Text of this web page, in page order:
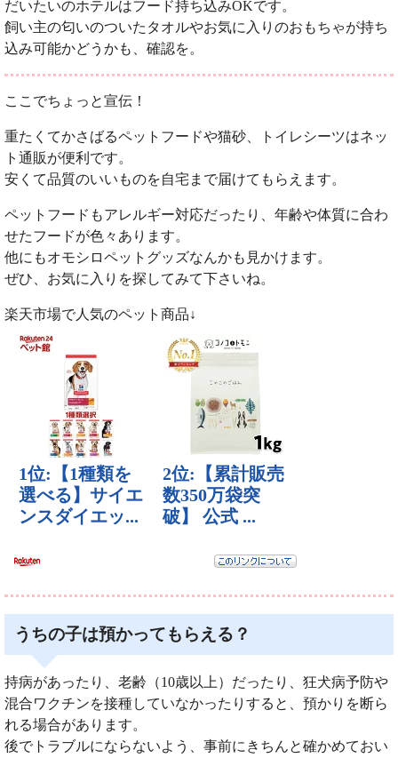
だいたいのホテルはフード持ち込みOKです。
飼い主の匂いのついたタオルやお気に入りのおもちゃが持ち
込み可能かどうかも、確認を。
ここでちょっと宣伝！
重たくてかさばるペットフードや猫砂、トイレシーツはネッ
ト通販が便利です。
安くて品質のいいものを自宅まで届けてもらえます。
ペットフードもアレルギー対応だったり、年齢や体質に合わ
せたフードが色々あります。
他にもオモシロペットグッズなんかも見かけます。
ぜひ、お気に入りを探してみて下さいね。
楽天市場で人気のペット商品↓
うちの子は預かってもらえる？
持病があったり、老齢（10歳以上）だったり、狂犬病予防や
混合ワクチンを接種していなかったりすると、預かりを断ら
れる場合があります。
後でトラブルにならないよう、事前にきちんと確かめておい